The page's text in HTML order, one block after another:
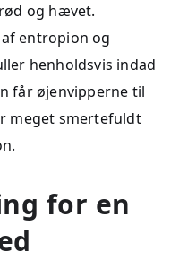
og hævet.
entropion og
henholdsvis indad
får øjenvipperne til
meget smertefuldt
for en